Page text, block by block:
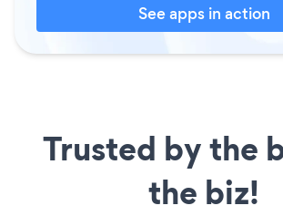
See apps in action
Trusted by the
the biz!